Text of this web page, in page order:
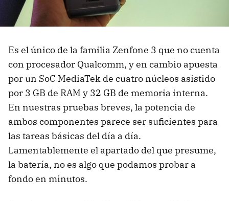
Es el único de la familia Zenfone 3 que no cuenta
con procesador Qualcomm, y en cambio apuesta
por un SoC MediaTek de cuatro núcleos asistido
por 3 GB de RAM y 32 GB de memoria interna.
En nuestras pruebas breves, la potencia de
ambos componentes parece ser suficientes para
las tareas básicas del día a día.
Lamentablemente el apartado del que presume,
la batería, no es algo que podamos probar a
fondo en minutos.